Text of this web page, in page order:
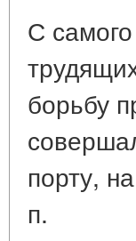
С
борьбу
порту,
п.